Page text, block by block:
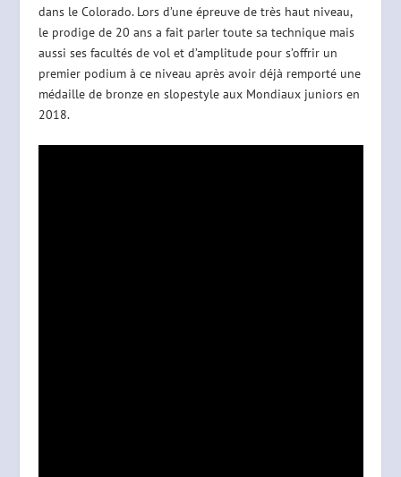
dans le Colorado. Lors d’une épreuve de très haut niveau,
le prodige de 20 ans a fait parler toute sa technique mais
aussi ses facultés de vol et d’amplitude pour s’offrir un
premier podium à ce niveau après avoir déjà remporté une
médaille de bronze en slopestyle aux Mondiaux juniors en
2018.